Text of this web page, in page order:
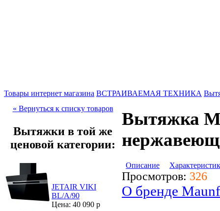
Товары интернет магазина ВСТРАИВАЕМАЯ ТЕХНИКА
« Вернуться к списку товаров
Вытяжки в той же
ценовой категории:
JETAIR VIKI
BL/A/90
Цена: 40 090 р
Вытяжка
Описание
Просмотров: 326
О бренде